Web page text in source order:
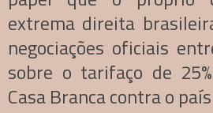
extrema direita
negociações oficiais
sobre o tarifaço de
Casa Branca contra o